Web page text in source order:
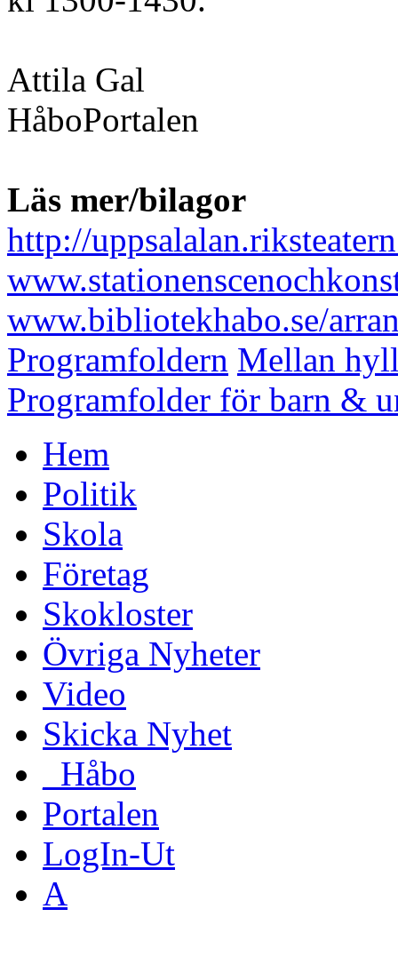
Attila Gal
HåboPortalen
Läs mer/bilagor
http://
www.bibliotekhabo.se/
Programfoldern Mellan
Programfolder för barn &
Hem
Politik
Skola
Företag
Skokloster
Övriga Nyheter
Video
Skicka Nyhet
_Håbo
Portalen
LogIn-Ut
A